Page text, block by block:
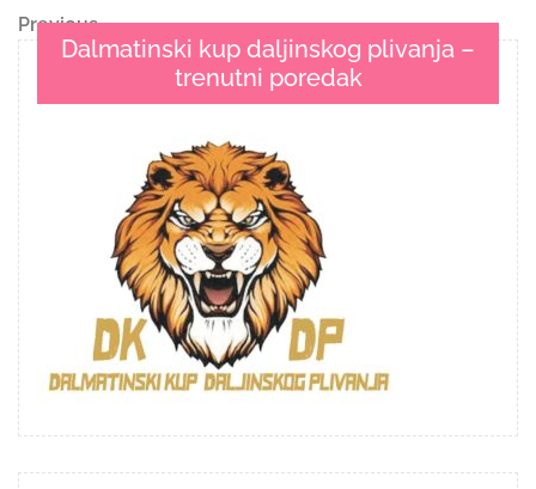
Navigacija
objava
Previous
Post
Previous
Dalmatinski kup daljinskog plivanja –
trenutni poredak